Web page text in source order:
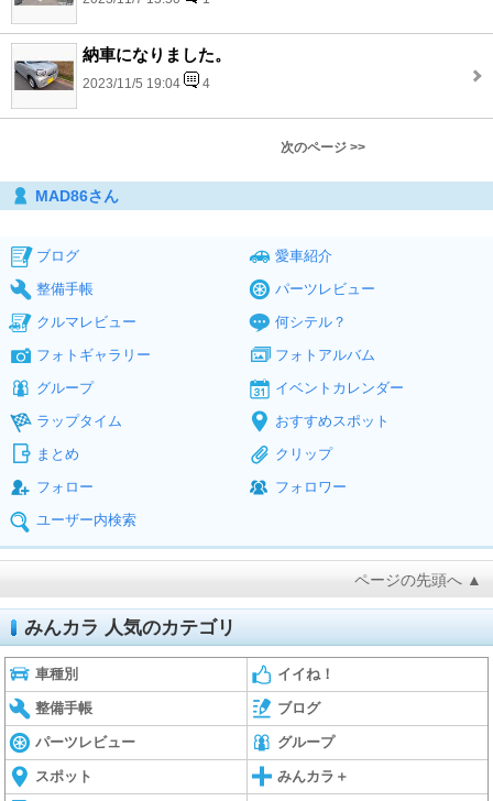
納車になりました。
2023/11/5 19:04 4
次のページ >>
MAD86さん
ブログ
愛車紹介
整備手帳
パーツレビュー
クルマレビュー
何シテル？
フォトギャラリー
フォトアルバム
グループ
イベントカレンダー
ラップタイム
おすすめスポット
まとめ
クリップ
フォロー
フォロワー
ユーザー内検索
ページの先頭へ ▲
みんカラ 人気のカテゴリ
車種別 イイね！
整備手帳 ブログ
パーツレビュー グループ
スポット みんカラ＋